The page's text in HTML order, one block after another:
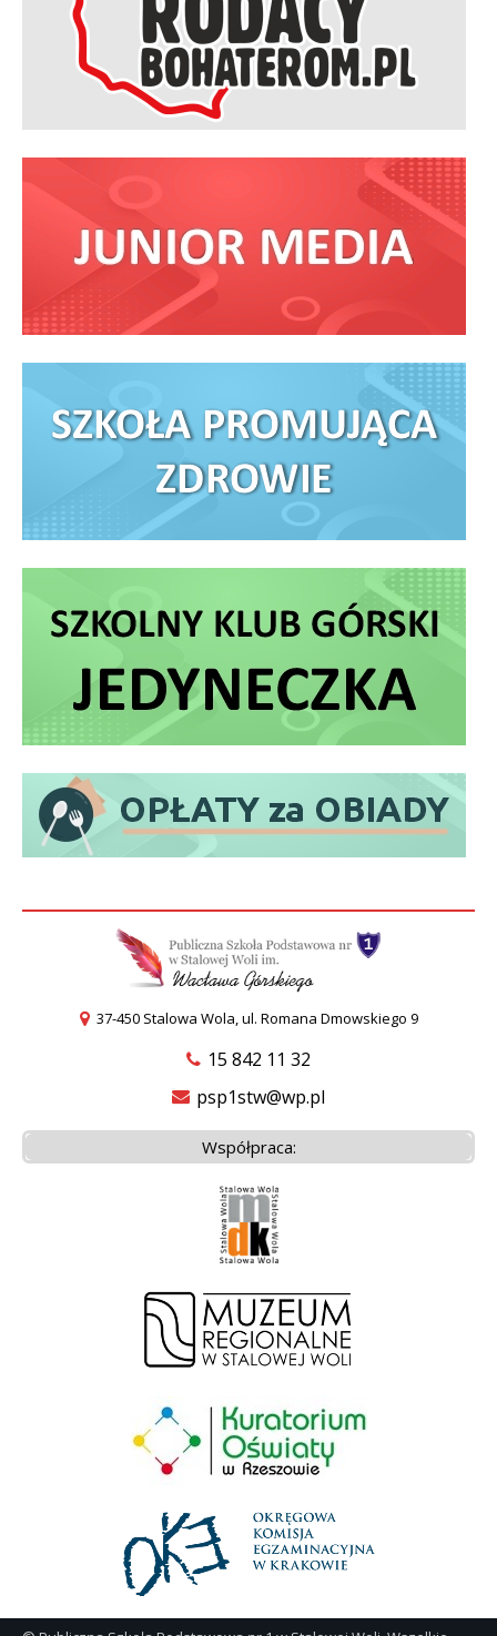
37-450 Stalowa Wola, ul. Romana Dmowskiego 9
15 842 11 32
psp1stw@wp.pl
Współpraca: